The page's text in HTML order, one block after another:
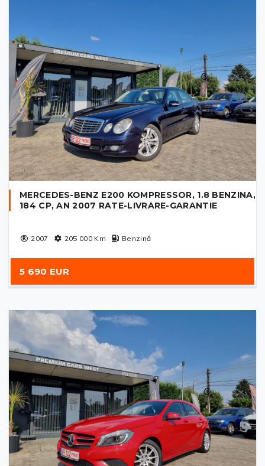
MERCEDES-BENZ E200 KOMPRESSOR, 1.8 BENZINA,
184 CP, AN 2007 RATE-LIVRARE-GARANTIE
2007 205 000Km Benzină
5 690 EUR